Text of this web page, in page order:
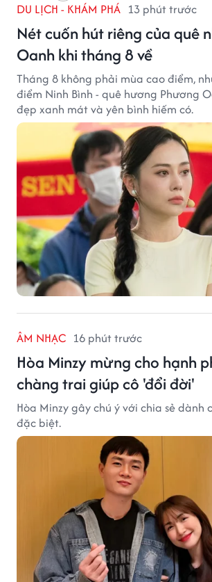
DU LỊCH - KHÁM PHÁ 13 phút trước
Nét cuốn hút riêng của quê
Oanh khi tháng 8 về
Tháng 8 không phải mùa cao điểm,
điểm Ninh Bình - quê hương Phương
đẹp xanh mát và yên bình hiếm có.
ÂM NHẠC 16 phút trước
Hòa Minzy mừng cho hạnh
chàng trai giúp cô 'đổi đời'
Hòa Minzy gây chú ý với chia sẻ dành
đặc biệt.